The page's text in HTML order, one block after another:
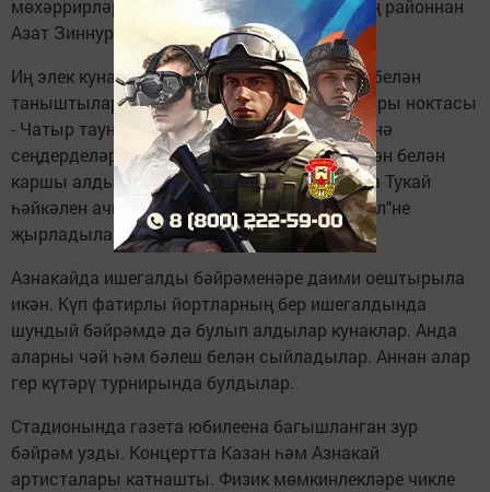
мөхәррирләре дә килде, шул исәптән безнең районнан
Азат Зиннуров та.
Иң элек кунаклар редакциядә газета музее белән
таныштылар. Аннары Татарстанның иң югары ноктасы
- Чатыр тауның уңай энергетикасын үзләренә
сеңдерделәр. Анда аларны чәк-чәк һәм әйрән белән
каршы алдылар. Шәһәрнең Тукай урамында Тукай
һәйкәлен ачканда барысы бергә "И туган тел"не
җырладылар.
Азнакайда ишегалды бәйрәменәре даими оештырыла
икән. Күп фатирлы йортларның бер ишегалдында
шундый бәйрәмдә дә булып алдылар кунаклар. Анда
аларны чәй һәм бәлеш белән сыйладылар. Аннан алар
гер күтәрү турнирында булдылар.
Стадионында газета юбилеена багышланган зур
бәйрәм узды. Концертта Казан һәм Азнакай
артисталары катнашты. Физик мөмкинлекләре чикле